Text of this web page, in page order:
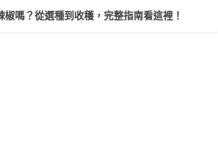
嗎？從選種到收穫，完整指南看這裡！